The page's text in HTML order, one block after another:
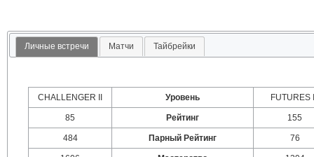
Личные встречи Матчи Тайбрейки
CHALLENGER II Уровень FUTURES
85 Рейтинг 155
484 Парный Рейтинг 76